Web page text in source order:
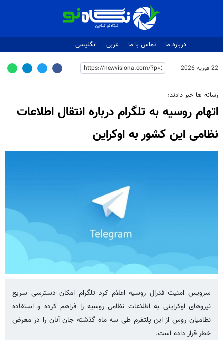
نگاه نو
درباره ما تماس با ما عربی انگلیسی
22 فوریه 2026
رسانه ها خبر دادند؛
اتهام روسیه به تلگرام درباره انتقال اطلاعات
نظامی این کشور به اوکراین
سرویس امنیت فدرال روسیه اعلام کرد تلگرام امکان دسترسی سریع
نیروهای اوکراینی به اطلاعات نظامی روسیه را فراهم کرده و استفاده
نظامیان روس از این پلتفرم طی سه ماه گذشته جان آنان را در معرض
خطر قرار داده است.